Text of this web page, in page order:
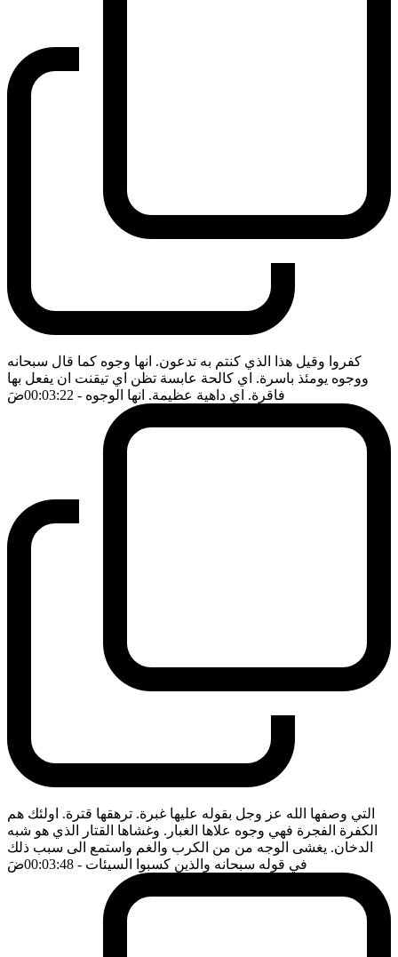
كفروا وقيل هذا الذي كنتم به تدعون. انها وجوه كما قال سبحانه
ووجوه يومئذ باسرة. اي كالحة عابسة تظن اي تيقنت ان يفعل بها
فاقرة. اي داهية عظيمة. انها الوجوه - 00:03:22 ضَ
التي وصفها الله عز وجل بقوله عليها غبرة. ترهقها قترة. اولئك هم
الكفرة الفجرة فهي وجوه علاها الغبار. وغشاها القتار الذي هو شبه
الدخان. يغشى الوجه من من الكرب والغم واستمع الى سبب ذلك
في قوله سبحانه والذين كسبوا السيئات - 00:03:48 ضَ